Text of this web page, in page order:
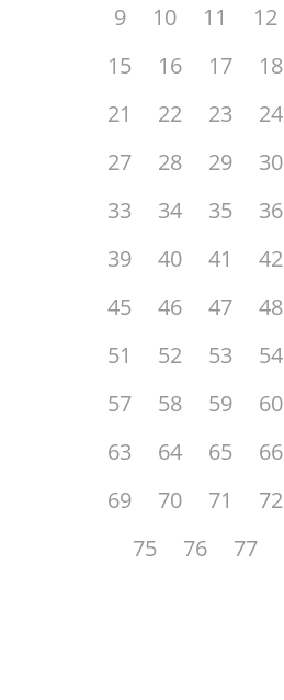
9
10 11 12
15
16 17 18
21
22 23 24
27
28 29 30
33
34 35 36
39
40 41 42
45
46 47 48
51
52 53 54
57
58 59 60
63
64 65 66
69
70 71 72
75
76 77